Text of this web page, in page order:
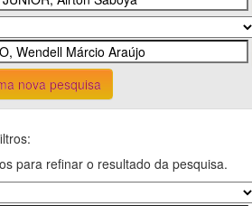
nova pesquisa
para refinar o resultado da pesquisa.